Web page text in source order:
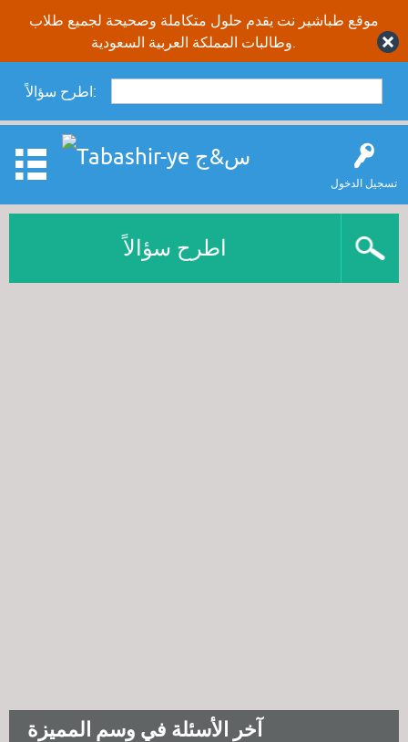
موقع طباشير نت يقدم حلول متكاملة وصحيحة لجميع طلاب
اطرح سؤالاً:
تسجيل الدخول
اطرح سؤالاً
آخر الأسئلة في وسم المميزة